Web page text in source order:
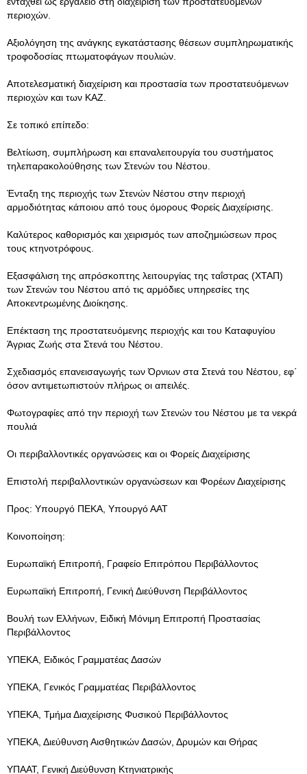
περιοχών.
Αξιολόγηση της ανάγκης εγκατάστασης θέσεων συμπληρωματικής
τροφοδοσίας πτωματοφάγων πουλιών.
Αποτελεσματική διαχείριση και προστασία των προστατευόμενων
περιοχών και των ΚΑΖ.
Σε τοπικό επίπεδο:
Βελτίωση, συμπλήρωση και επαναλειτουργία του συστήματος
τηλεπαρακολούθησης των Στενών του Νέστου.
Ένταξη της περιοχής των Στενών Νέστου στην περιοχή
αρμοδιότητας κάποιου από τους όμορους Φορείς Διαχείρισης.
Καλύτερος καθορισμός και χειρισμός των αποζημιώσεων προς
τους κτηνοτρόφους.
Εξασφάλιση της απρόσκοπτης λειτουργίας της ταΐστρας (ΧΤΑΠ)
των Στενών του Νέστου από τις αρμόδιες υπηρεσίες της
Αποκεντρωμένης Διοίκησης.
Επέκταση της προστατευόμενης περιοχής και του Καταφυγίου
Άγριας Ζωής στα Στενά του Νέστου.
Σχεδιασμός επανεισαγωγής των Όρνιων στα Στενά του Νέστου, εφ΄
όσον αντιμετωπιστούν πλήρως οι απειλές.
Φωτογραφίες από την περιοχή των Στενών του Νέστου με τα νεκρά
πουλιά
Οι περιβαλλοντικές οργανώσεις και οι Φορείς Διαχείρισης
Επιστολή περιβαλλοντικών οργανώσεων και Φορέων Διαχείρισης
Προς: Υπουργό ΠΕΚΑ, Υπουργό ΑΑΤ
Κοινοποίηση:
Ευρωπαϊκή Επιτροπή, Γραφείο Επιτρόπου Περιβάλλοντος
Ευρωπαϊκή Επιτροπή, Γενική Διεύθυνση Περιβάλλοντος
Βουλή των Ελλήνων, Ειδική Μόνιμη Επιτροπή Προστασίας
Περιβάλλοντος
ΥΠΕΚΑ, Ειδικός Γραμματέας Δασών
ΥΠΕΚΑ, Γενικός Γραμματέας Περιβάλλοντος
YΠEKA, Τμήμα Διαχείρισης Φυσικού Περιβάλλοντος
ΥΠΕΚΑ, Διεύθυνση Αισθητικών Δασών, Δρυμών και Θήρας
ΥΠΑΑΤ, Γενική Διεύθυνση Κτηνιατρικής